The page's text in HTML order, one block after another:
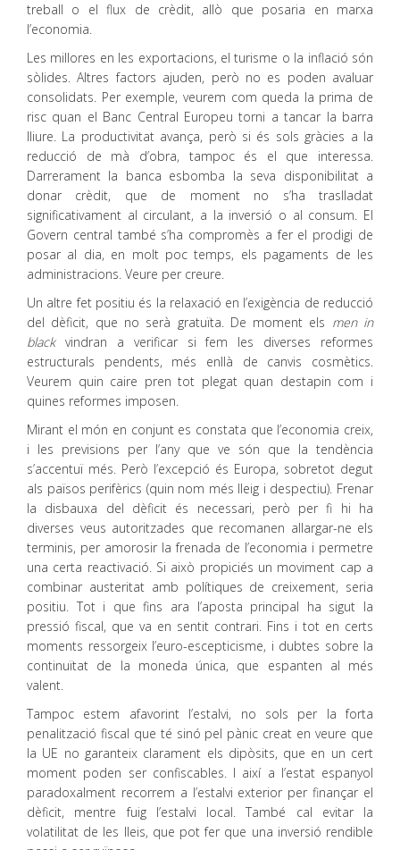
treball o el flux de crèdit, allò que posaria en marxa
l’economia.
Les millores en les exportacions, el turisme o la inflació són
sòlides. Altres factors ajuden, però no es poden avaluar
consolidats. Per exemple, veurem com queda la prima de
risc quan el Banc Central Europeu torni a tancar la barra
lliure. La productivitat avança, però si és sols gràcies a la
reducció de mà d’obra, tampoc és el que interessa.
Darrerament la banca esbomba la seva disponibilitat a
donar crèdit, que de moment no s’ha traslladat
significativament al circulant, a la inversió o al consum. El
Govern central també s’ha compromès a fer el prodigi de
posar al dia, en molt poc temps, els pagaments de les
administracions. Veure per creure.
Un altre fet positiu és la relaxació en l’exigència de reducció
del dèficit, que no serà gratuïta. De moment els men in
blackvindran a verificar si fem les diverses reformes
estructurals pendents, més enllà de canvis cosmètics.
Veurem quin caire pren tot plegat quan destapin com i
quines reformes imposen.
Mirant el món en conjunt es constata que l’economia creix,
i les previsions per l’any que ve són que la tendència
s’accentuï més. Però l’excepció és Europa, sobretot degut
als països perifèrics (quin nom més lleig i despectiu). Frenar
la disbauxa del dèficit és necessari, però per fi hi ha
diverses veus autoritzades que recomanen allargar-ne els
terminis, per amorosir la frenada de l’economia i permetre
una certa reactivació. Si això propiciés un moviment cap a
combinar austeritat amb polítiques de creixement, seria
positiu. Tot i que fins ara l’aposta principal ha sigut la
pressió fiscal, que va en sentit contrari. Fins i tot en certs
moments ressorgeix l’euro-escepticisme, i dubtes sobre la
continuïtat de la moneda única, que espanten al més
valent.
Tampoc estem afavorint l’estalvi, no sols per la forta
penalització fiscal que té sinó pel pànic creat en veure que
la UE no garanteix clarament els dipòsits, que en un cert
moment poden ser confiscables. I així a l’estat espanyol
paradoxalment recorrem a l’estalvi exterior per finançar el
dèficit, mentre fuig l’estalvi local. També cal evitar la
volatilitat de les lleis, que pot fer que una inversió rendible